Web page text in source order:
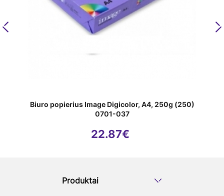
6. Dvipusis spausdinimas ir kopijavimas
Popieriaus nepermatomumas ir nenutrūkstamas
dvipusis eksploatavimas bet kuria technika;
Šiuolaikiškos technologijos ir žaliavos šiam popieriui
Previous
Biuro popierius Image Digicolor, A4, 250g (250)
0701-037
22.87€
Produktai